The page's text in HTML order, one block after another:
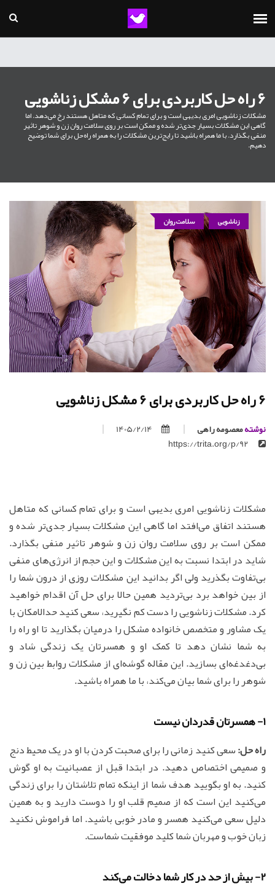
6 راه حل کاربردی برای 6 مشکل زناشویی
مشکلات زناشویی امری بدیهی است و برای تمام کسانی که متاهل هستند رخ می‌دهد. اما
گاهی این مشکلات بسیار جدی‌تر شده و ممکن است بر روی سلامت روان زن و شوهر تاثیر
منفی بگذارد. با ما همراه باشید تا رایج‌ترین مشکلات را به همراه راه‌حل برای شما توضیح
دهیم.
زناشویی سلامت روان
6 راه حل کاربردی برای 6 مشکل زناشویی
نوشتهمعصومه راهی
1405/2/14
مشکلات زناشویی امری بدیهی است و برای تمام کسانی که متاهل
هستند اتفاق می‌افتد اما گاهی این مشکلات بسیار جدی‌تر شده و
ممکن است بر روی سلامت روان زن و شوهر تاثیر منفی بگذارد.
شاید در ابتدا نسبت به این مشکلات و این حجم از انرژی‌های منفی
بی‌تفاوت بگذرید ولی اگر بدانید این مشکلات روزی از درون شما را
از بین خواهد برد بی‌تردید همین حالا برای حل آن اقدام خواهید
کرد. مشکلات زناشویی را دست کم نگیرید، سعی کنید حدالامکان با
یک مشاور و متخصص خانواده مشکل را درمیان بگذارید تا او راه را
به شما نشان دهد تا کمک او و همسرتان یک زندگی شاد و
بی‌دغدغه‌ای بسازید. این مقاله گوشه‌ای از مشکلات روابط بین زن و
شوهر را برای شما بیان می‌کند، با ما همراه باشید.
1- همسرتان قدردان نیست
راه حل:سعی کنید زمانی را برای صحبت کردن با او در یک محیط دنج
و صمیمی اختصاص دهید. در ابتدا قبل از عصبانیت به او گوش
کنید. به او بگویید هدف شما از اینکه تمام تلاشتان را برای زندگی
می‌کنید این است که از صمیم قلب او را دوست دارید و به همین
دلیل سعی می‌کنید همسر و مادر خوبی باشید. اما فراموش نکنید
زبان خوب و مهربان شما کلید موفقیت شماست.
2- بیش از حد در کار شما دخالت می‌کند